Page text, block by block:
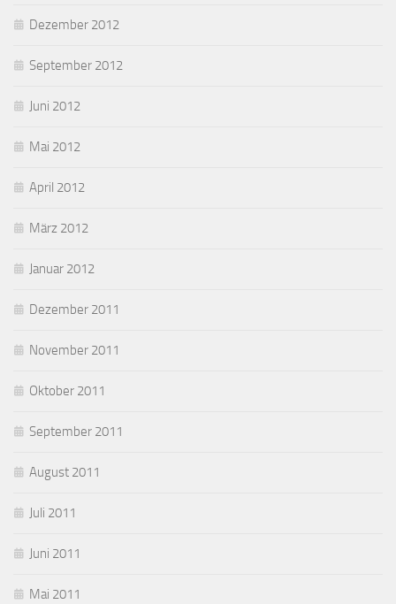
Dezember 2012
September 2012
Juni 2012
Mai 2012
April 2012
März 2012
Januar 2012
Dezember 2011
November 2011
Oktober 2011
September 2011
August 2011
Juli 2011
Juni 2011
Mai 2011